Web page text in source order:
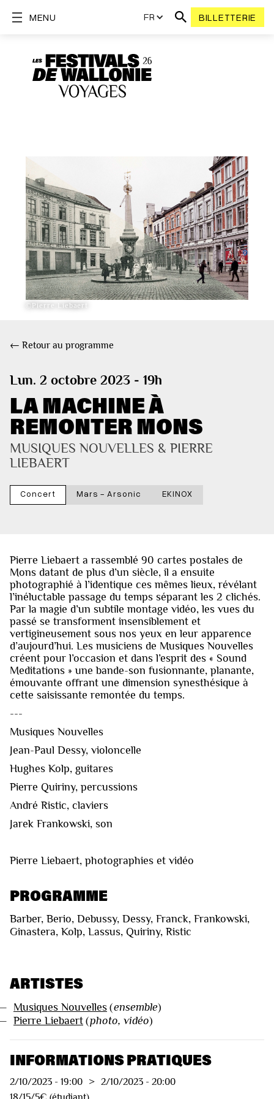
FR BILLETTERIE
MENU
©Pierre Liebaert
← Retour au programme
Lun. 2 octobre 2023 - 19h
LA MACHINE À
REMONTER MONS
MUSIQUES NOUVELLES & PIERRE
LIEBAERT
Concert Mars - Arsonic EKINOX
Pierre Liebaert a rassemblé 90 cartes postales de
Mons datant de plus d’un siècle, il a ensuite
photographié à l’identique ces mêmes lieux, révélant
l’inéluctable passage du temps séparant les 2 clichés.
Par la magie d’un subtile montage vidéo, les vues du
passé se transforment insensiblement et
vertigineusement sous nos yeux en leur apparence
d’aujourd’hui. Les musiciens de Musiques Nouvelles
créent pour l’occasion et dans l’esprit des « Sound
Meditations » une bande-son fusionnante, planante,
émouvante offrant une dimension synesthésique à
cette saisissante remontée du temps.
---
Musiques Nouvelles
Jean-Paul Dessy, violoncelle
Hughes Kolp, guitares
Pierre Quiriny, percussions
André Ristic, claviers
Jarek Frankowski, son
Pierre Liebaert, photographies et vidéo
PROGRAMME
Barber, Berio, Debussy, Dessy, Franck, Frankowski,
Ginastera, Kolp, Lassus, Quiriny, Ristic
ARTISTES
Musiques Nouvelles (ensemble)
Pierre Liebaert (photo, vidéo)
INFORMATIONS PRATIQUES
2/10/2023 - 19:00 > 2/10/2023 - 20:00